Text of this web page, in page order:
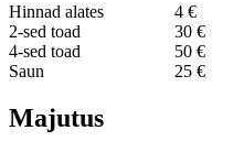
Hinnad alates
4 €
2-sed toad
30 €
4-sed toad
50 €
Saun
25 €
Majutus